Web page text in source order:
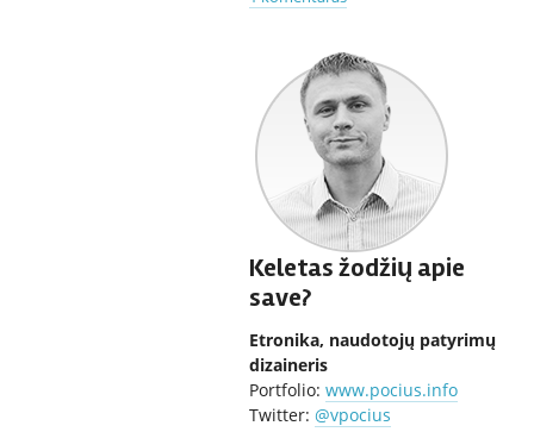
Keletas žodžių apie
save?
Etronika, naudotojų patyrimų
dizaineris
Portfolio: www.pocius.info
Twitter: @vpocius